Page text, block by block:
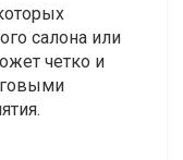
салона или
четко и